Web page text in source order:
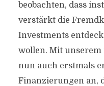
beobachten, dass
verstärkt die
Investments
wollen. Mit unserem
nun auch erstmals
Finanzierungen an,